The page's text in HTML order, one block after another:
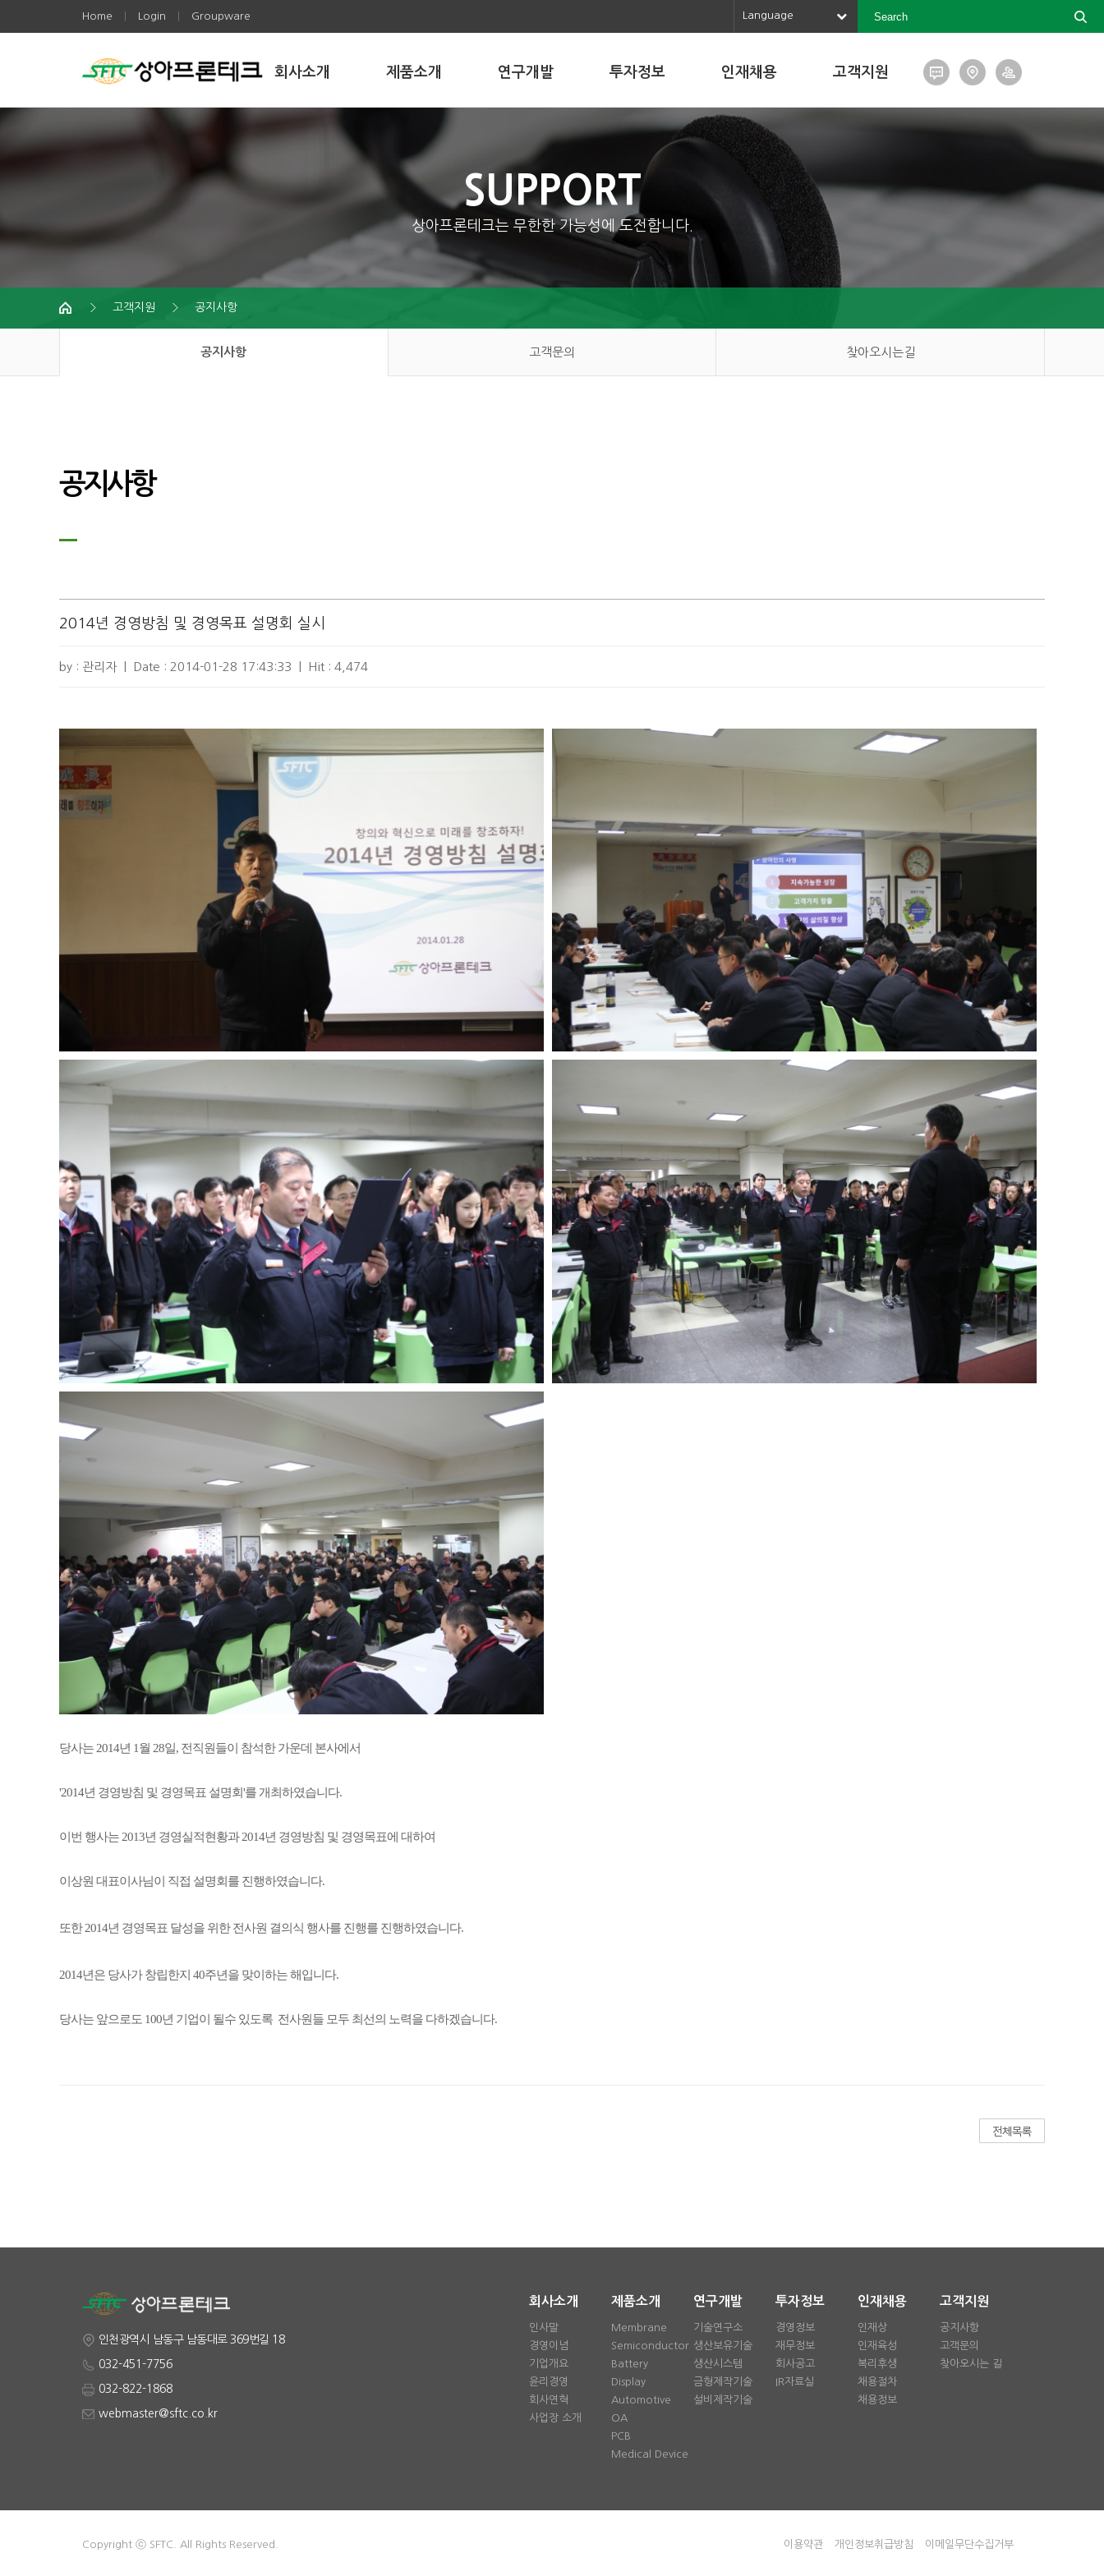
Home Login Groupware Language
회사소개 제품소개 연구개발 투자정보 인재채용 고객지원
SUPPORT
상아프론테크는 무한한 가능성에 도전합니다.
고객지원 공지사항
공지사항 고객문의 찾아오시는길
공지사항
2014년 경영방침 및 경영목표 설명회 실시
by : 관리자 Date : 2014-01-28 17:43:33 Hit : 4,474
당사는 2014년 1월 28일, 전직원들이 참석한 가운데 본사에서
'2014년 경영방침 및 경영목표 설명회'를 개최하였습니다.
이번 행사는 2013년 경영실적현황과 2014년 경영방침 및 경영목표에 대하여
이상원 대표이사님이 직접 설명회를 진행하였습니다.
또한 2014년 경영목표 달성을 위한 전사원 결의식 행사를 진행를 진행하였습니다.
2014년은 당사가 창립한지 40주년을 맞이하는 해입니다.
당사는 앞으로도 100년 기업이 될수 있도록 전사원들 모두 최선의 노력을 다하겠습니다.
인천광역시 남동구 남동대로 369번길 18
032-451-7756
032-822-1868
webmaster@sftc.co.kr
회사소개
인사말
경영이념
기업개요
윤리경영
회사연혁
사업장 소개
제품소개
Membrane
Semiconductor
Battery
Display
Automotive
OA
PCB
Medical Device
연구개발
기술연구소
생산보유기술
생산시스템
금형제작기술
설비제작기술
투자정보
경영정보
재무정보
회사공고
IR자료실
인재채용
인재상
인재육성
복리후생
채용절차
채용정보
고객지원
공지사항
고객문의
찾아오시는 길
Copyright ⓒ SFTC. All Rights Reserved. 이용약관 개인정보취급방침 이메일무단수집거부